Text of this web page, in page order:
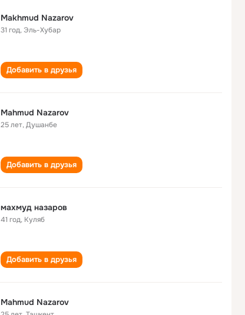
Makhmud Nazarov
31 год, Эль-Хубар
Добавить в друзья
Mahmud Nazarov
25 лет,Душанбе
Добавить в друзья
махмуд назаров
41 год, Куляб
Добавить в друзья
Mahmud Nazarov